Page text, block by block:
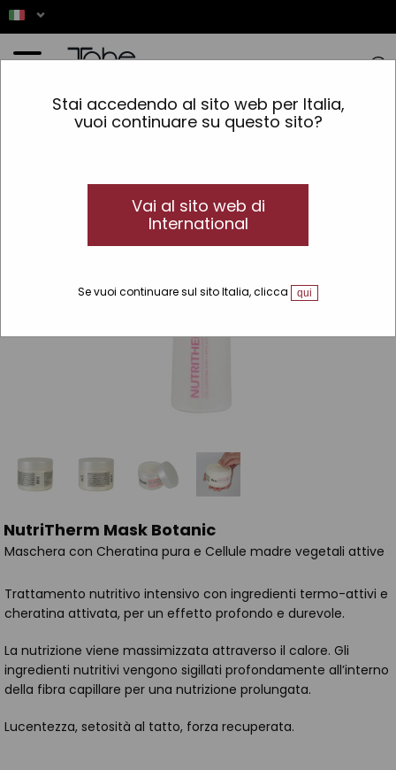
Stai accedendo al sito web per Italia,
vuoi continuare su questo sito?
Vai al sito web di
International
Se vuoi continuare sul sito Italia, clicca qui
Capelli »Tipo di prodotto »Maschera »NutriTherm Mask
NutriTherm Mask Botanic
Maschera con Cheratina pura e Cellule madre vegetali attive
Trattamento nutritivo intensivo con ingredienti termo-attivi e
cheratina attivata, per un effetto profondo e durevole.
La nutrizione viene massimizzata attraverso il calore. Gli
ingredienti nutritivi vengono sigillati profondamente all’interno
della fibra capillare per una nutrizione prolungata.
Lucentezza, setosità al tatto, forza recuperata.